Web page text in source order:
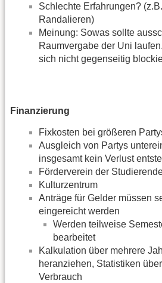
Schlechte Erfahrungen?
Randalieren)
Meinung: Sowas sollte
Raumvergabe der Uni
sich nicht gegenseitig
Finanzierung
Fixkosten bei größeren
Ausgleich von Partys
insgesamt kein Verlust
Förderverein der
Kulturzentrum
Anträge für Gelder müssen
eingereicht werden
Werden teilweise
bearbeitet
Kalkulation über mehrere
heranziehen, Statistiken
Verbrauch